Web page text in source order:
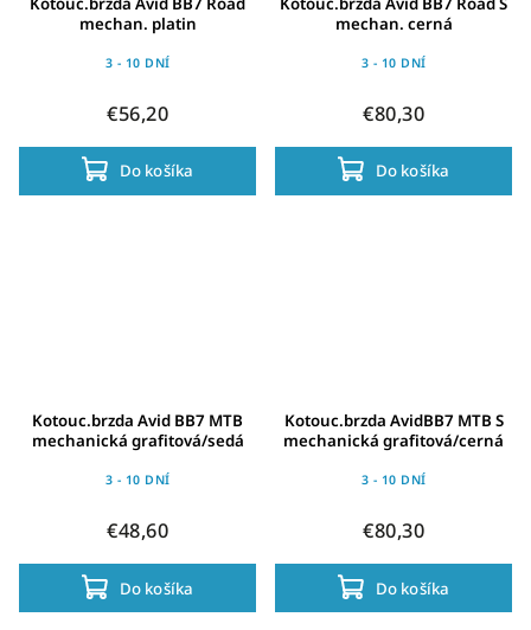
mechan. platin
3 - 10 DNÍ
€56,20
Do košíka
mechan. cerná
3 - 10 DNÍ
€80,30
Do košíka
Kotouc.brzda Avid BB7 MTB
mechanická grafitová/sedá
3 - 10 DNÍ
€48,60
Do košíka
Kotouc.brzda AvidBB7 MTB S
mechanická grafitová/cerná
3 - 10 DNÍ
€80,30
Do košíka